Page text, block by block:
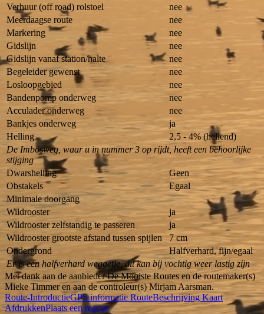
Verhuur (off road) rolstoel
nee
Meerdaagse route
nee
Markering
nee
Gidslijn
nee
Gidslijn vanaf station/halte
nee
Begeleider gewenst
nee
Losloopgebied
nee
Bandenpomp onderweg
nee
Acculader onderweg
nee
Bankjes onderweg
ja
Helling
2,5 - 4% (hellend)
De Imbosweg, waar u in nummer 3 op rijdt, heeft een behoorlijke
stijging
Dwarshelling
Geen
Obstakels
Egaal
Minimale doorgang
Wildrooster
ja
Wildrooster zelfstandig te passeren
ja
Wildrooster grootste afstand tussen spijlen
7 cm
Ondergrond
Halfverhard, fijn/egaal
Er is een halfverhard weggetje, dit kan bij vochtig weer lastig zijn
Met dank aan de aanbieder De Mooiste Routes en de routemaker(s)
Mieke Timmer en aan de controleur(s) Mirjam Aarsman.
Route-IntroductieGPS informatie RouteBeschrijving Kaart
AfdrukkenPlaats een reactie